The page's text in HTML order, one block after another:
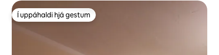
Í uppáhaldi hjá gestum
Í uppáhaldi hjá gestum